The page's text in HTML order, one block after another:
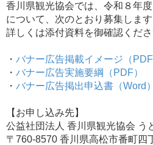
香川県観光協会では、令和８年
について、次のとおり募集します
詳しくは添付資料を御確認くださ
・ バナー広告掲載イメージ（PDF
・ バナー広告実施要綱（PDF）
・ バナー広告掲出申込書（Word）
【お申し込み先】
公益社団法人 香川県観光協会 う
〒760-8570 香川県高松市番町四